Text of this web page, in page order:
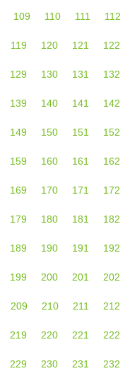
109 110 111 112
119 120 121 122
129 130 131 132
139 140 141 142
149 150 151 152
159 160 161 162
169 170 171 172
179 180 181 182
189 190 191 192
199 200 201 202
209 210 211 212
219 220 221 222
229 230 231 232